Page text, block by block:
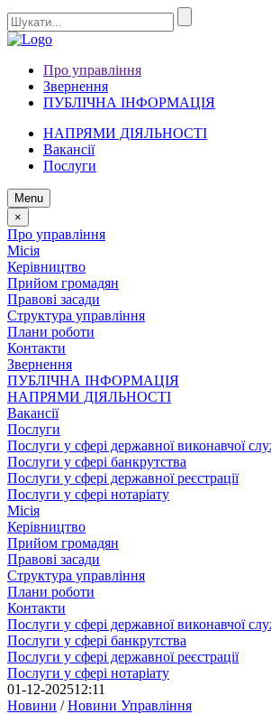
Про управління
Звернення
ПУБЛІЧНА ІНФОРМАЦІЯ
НАПРЯМИ ДІЯЛЬНОСТІ
Вакансії
Послуги
Menu
×
Про управління
Місія
Керівництво
Прийом громадян
Правові засади
Структура управління
Плани роботи
Контакти
Звернення
ПУБЛІЧНА ІНФОРМАЦІЯ
НАПРЯМИ ДІЯЛЬНОСТІ
Вакансії
Послуги
Послуги у сфері державної виконавчої
Послуги у сфері банкрутства
Послуги у сфері державної реєстрації
Послуги у сфері нотаріату
Місія
Керівництво
Прийом громадян
Правові засади
Структура управління
Плани роботи
Контакти
Послуги у сфері державної виконавчої
Послуги у сфері банкрутства
Послуги у сфері державної реєстрації
Послуги у сфері нотаріату
01-12-202512:11
Новини /Новини Управління